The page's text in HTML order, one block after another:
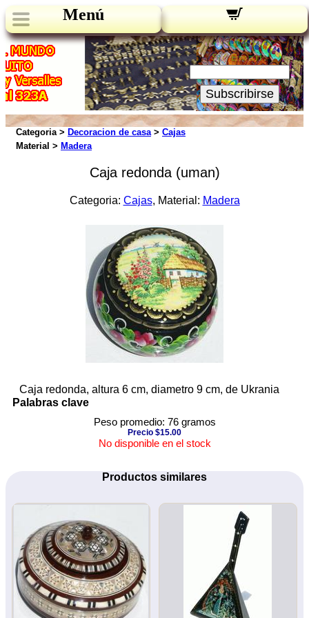
Menú
Novedades:
Su Email:
Subscribirse
Categoria > Decoracion de casa> Cajas
Material > Madera
Caja redonda (uman)
Categoria: Cajas, Material: Madera
Caja redonda, altura 6 cm, diametro 9 cm, de Ukrania
Palabras clave
Peso promedio: 76 gramos
Precio $15.00
No disponible en el stock
Productos similares